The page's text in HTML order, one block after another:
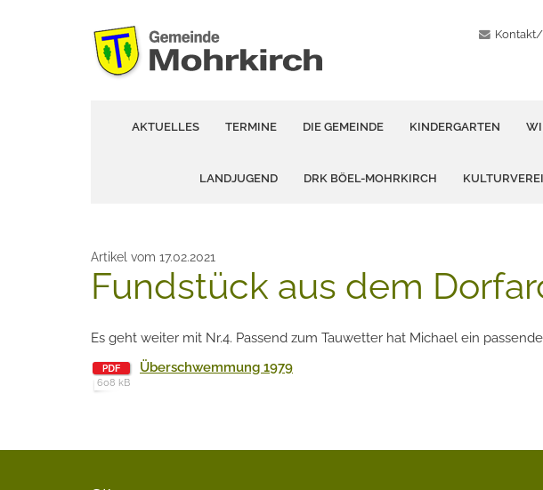
AKTUELLES TERMINE DIE GEMEINDE KINDERGARTEN
LANDJUGEND DRK BÖEL-MOHRKIRCH
Artikel vom 17.02.2021
Fundstück aus dem
Es geht weiter mit Nr.4. Passend zum Tauwetter hat Michael ein
608 kB
Überschwemmung 1979